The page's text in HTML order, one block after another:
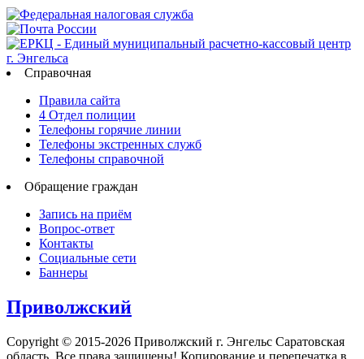
Справочная
Правила сайта
4 Отдел полиции
Телефоны горячие линии
Телефоны экстренных служб
Телефоны справочной
Обращение граждан
Запись на приём
Вопрос-ответ
Контакты
Социальные сети
Баннеры
Приволжский
Copyright © 2015-2026 Приволжский г. Энгельс Саратовская
область. Все права защищены! Копирование и перепечатка в